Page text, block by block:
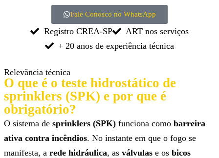
Fale Conosco no WhatsApp
Registro CREA-SP
ART nos serviços
+ 20 anos de experiência técnica
Relevância técnica
O que é o teste hidrostático de
sprinklers (SPK) e por que é
obrigatório?
O sistema de sprinklers (SPK) funciona como barreira
ativa contra incêndios. No instante em que o fogo se
manifesta, a rede hidráulica, as válvulas e os bicos